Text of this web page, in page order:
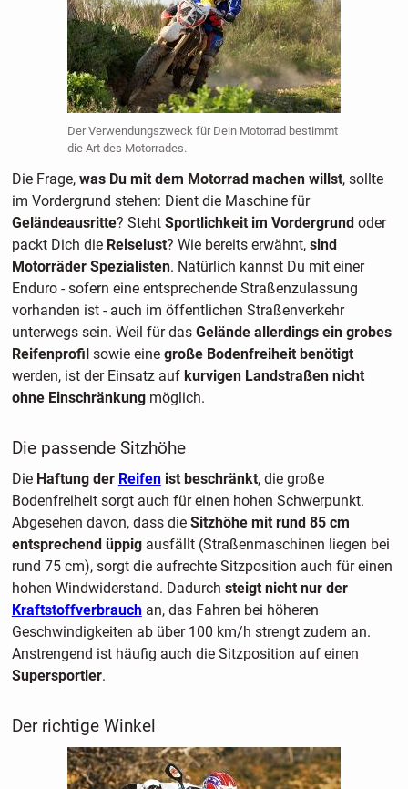
Der Verwendungszweck für Dein Motorrad bestimmt
die Art des Motorrades.
Die Frage, was Du mit dem Motorrad machen willst, sollte
im Vordergrund stehen: Dient die Maschine für
Geländeausritte? Steht Sportlichkeit im Vordergrund oder
packt Dich die Reiselust? Wie bereits erwähnt, sind
Motorräder Spezialisten. Natürlich kannst Du mit einer
Enduro - sofern eine entsprechende Straßenzulassung
vorhanden ist - auch im öffentlichen Straßenverkehr
unterwegs sein. Weil für das Gelände allerdings ein grobes
Reifenprofil sowie eine große Bodenfreiheit benötigt
werden, ist der Einsatz auf kurvigen Landstraßen nicht
ohne Einschränkungmöglich.
Die passende Sitzhöhe
Die Haftung der Reifenist beschränkt, die große
Bodenfreiheit sorgt auch für einen hohen Schwerpunkt.
Abgesehen davon, dass die Sitzhöhe mit rund 85 cm
entsprechend üppigausfällt (Straßenmaschinen liegen bei
rund 75 cm), sorgt die aufrechte Sitzposition auch für einen
hohen Windwiderstand. Dadurch steigt nicht nur der
Kraftstoffverbrauch an, das Fahren bei höheren
Geschwindigkeiten ab über 100 km/h strengt zudem an.
Anstrengend ist häufig auch die Sitzposition auf einen
Supersportler.
Der richtige Winkel